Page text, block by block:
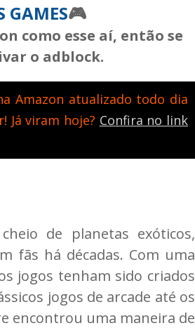
GAMES🎮
como esse aí, então se
o adblock.
Amazon atualizado todo dia
Já viram hoje? Confira no link
de planetas exóticos,
fãs há décadas. Com uma
jogos tenham sido criados
jogos de arcade até os
encontrou uma maneira de